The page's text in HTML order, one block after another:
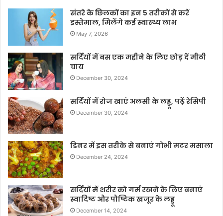
संतरे के छिलकों का इन 5 तरीकों से करें
इस्तेमाल, मिलेंगे कई स्वास्थ्य लाभ
May 7, 2026
सर्दियों में बस एक महीने के लिए छोड़ दें मीठी
चाय
December 30, 2024
सर्दियों में रोज खाएं अलसी के लड्डू, पढ़ें रेसिपी
December 30, 2024
डिनर में इस तरीके से बनाएं गोभी मटर मसाला
December 24, 2024
सर्दियों में शरीर को गर्म रखने के लिए बनाएं
स्वादिष्ट और पौष्टिक खजूर के लड्डू
December 14, 2024